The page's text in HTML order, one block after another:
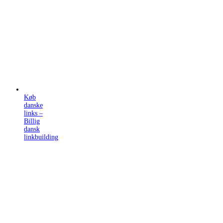
Køb
danske
links –
Billig
dansk
linkbuilding